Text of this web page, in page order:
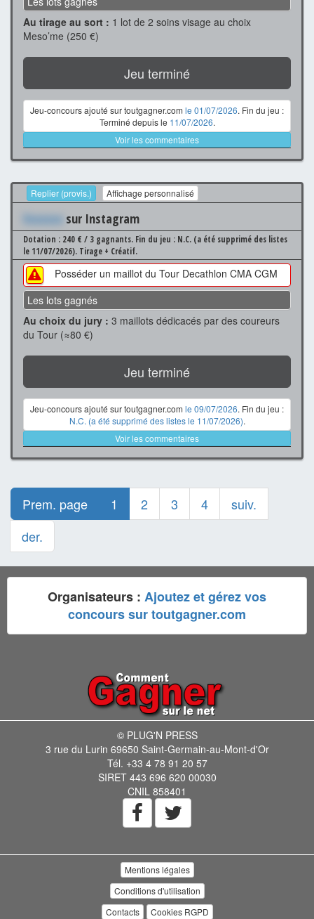
Au tirage au sort : 1 lot de 2 soins visage au choix
Meso’me (250 €)
Jeu terminé
Jeu-concours ajouté sur toutgagner.com le 01/07/2026. Fin du jeu :
Terminé depuis le 11/07/2026.
Voir les commentaires
Replier (provis.) Affichage personnalisé
Xxxxxxx sur Instagram
Dotation : 240 € / 3 gagnants. Fin du jeu : N.C. (a été supprimé des listes
le 11/07/2026). Tirage + Créatif.
Posséder un maillot du Tour Decathlon CMA CGM
Les lots gagnés
Au choix du jury : 3 maillots dédicacés par des coureurs
du Tour (≈80 €)
Jeu terminé
Jeu-concours ajouté sur toutgagner.com le 09/07/2026. Fin du jeu :
N.C. (a été supprimé des listes le 11/07/2026).
Voir les commentaires
Prem. page 1 2 3 4
suiv.
der.
Organisateurs : Ajoutez et gérez vos
concours sur toutgagner.com
© PLUG'N PRESS
3 rue du Lurin 69650 Saint-Germain-au-Mont-d'Or
Tél. +33 4 78 91 20 57
SIRET 443 696 620 00030
CNIL 858401
Mentions légales
Conditions d'utilisation
Contacts
Cookies RGPD